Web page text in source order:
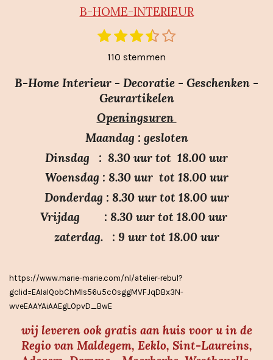
B-HOME-INTERIEUR
e
n
1
e
r
2
s
t
e
r
e
n
3
s
t
e
r
e
n
4
t
e
r
e
n
5
t
e
r
e
n
S
m
110 stemmen
B-Home Interieur - Decoratie - Geschenken -
Geurartikelen
Openingsuren
Maandag : gesloten
Dinsdag : 8.30 uur tot 18.00 uur
Woensdag : 8.30 uur tot 18.00 uur
Donderdag : 8.30 uur tot 18.00 uur
Vrijdag : 8.30 uur tot 18.00 uur
zaterdag. : 9 uur tot 18.00 uur
https://www.marie-marie.com/nl/atelier-rebul?
gclid=EAIaIQobChMIs56u5cOsggMVFJqDBx3N-
wveEAAYAiAAEgLOpvD_BwE
wij leveren ook gratis aan huis voor u in de
Regio van Maldegem, Eeklo, Sint-Laureins,